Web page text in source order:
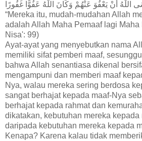
اللَّهُ أَنْ يَعْفُوَ عَنْهُمْ وَكَانَ اللَّهُ عَفُوًّا غَفُورًا
“Mereka itu, mudah-mudahan Allah
adalah Allah Maha Pemaaf lagi Maha
Nisa': 99)
Ayat-ayat yang menyebutkan nama
memiliki sifat pemberi maaf,
bahwa Allah senantiasa dikenal
mengampuni dan memberi maaf
Nya, walau mereka sering berdosa
sangat berhajat kepada maaf-Nya
berhajat kepada rahmat dan
dikatakan, kebutuhan mereka kepada
daripada kebutuhan mereka kepada
Kenapa? Karena kalau tidak